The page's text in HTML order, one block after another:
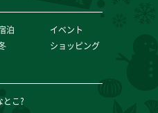
泊
イベント
ショッピング
とこ?